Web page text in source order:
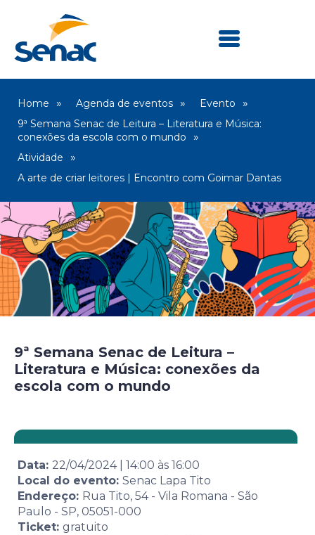
Home Agenda de eventos
Evento
9ª Semana Senac de Leitura – Literatura e Música:
conexões da escola com o mundo
Atividade
A arte de criar leitores | Encontro com Goimar Dantas
9ª Semana Senac de Leitura –
Literatura e Música: conexões da
escola com o mundo
Data: 22/04/2024| 14:00 às 16:00
Local do evento: Senac Lapa Tito
Endereço: Rua Tito, 54 - Vila Romana - São
Paulo - SP, 05051-000
Ticket: gratuito